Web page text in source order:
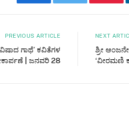
PREVIOUS ARTICLE
ಗಾಥೆ’ ಕವಿತೆಗಳ
| ಜನವರಿ 28
NEXT
ಶ್ರೀ
‘ವೀರಮಣಿ